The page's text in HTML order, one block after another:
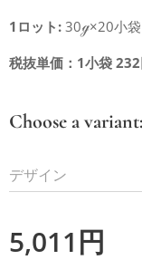
1ロット: 30ℊ×20小袋
税抜単価：1小袋
Choose a variant:
デザイン
5,011円